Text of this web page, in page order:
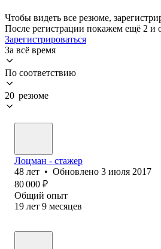
Чтобы видеть все резюме,
После регистрации покажем ещё 2 и
Зарегистрироваться
За всё время
По соответствию
20 резюме
Лоцман - стажер
48 лет • Обновлено 3 июля 2017
80 000 ₽
Общий опыт
19 лет 9 месяцев